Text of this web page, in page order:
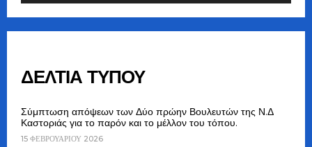
ΔΕΛΤΙΑ ΤΥΠΟΥ
Σύμπτωση απόψεων των Δύο πρώην Βουλευτών της Ν.Δ
Καστοριάς για το παρόν και το μέλλον του τόπου.
15 ΦΕΒΡΟΥΑΡΊΟΥ 2026